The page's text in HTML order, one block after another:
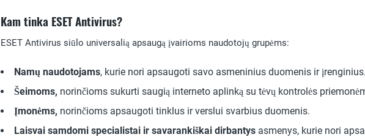
Kam tinka ESET Antivirus?
ESET Antivirus siūlo universalią apsaugą įvairioms naudotojų grupėms:
Namų naudotojams, kurie nori apsaugoti savo asmeninius duomenis ir įrenginius.
Šeimoms, norinčioms sukurti saugią interneto aplinką su tėvų kontrolės
Įmonėms, norinčioms apsaugoti tinklus ir verslui svarbius duomenis.
Laisvai samdomi specialistai ir savarankiškai dirbantys asmenys, kurie nori